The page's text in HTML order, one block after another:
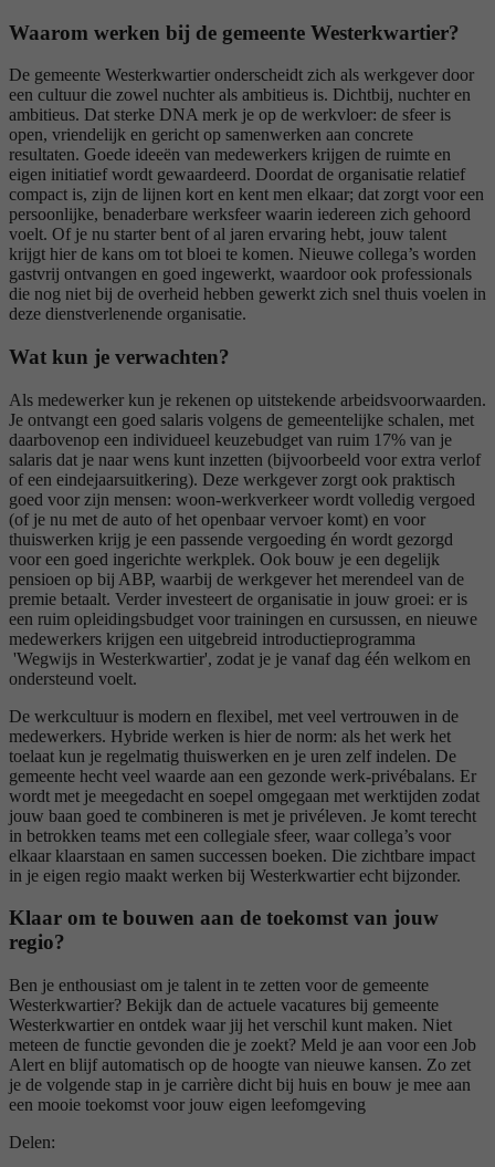
Waarom werken bij de gemeente Westerkwartier?
De gemeente Westerkwartier onderscheidt zich als werkgever door
een cultuur die zowel nuchter als ambitieus is. Dichtbij, nuchter en
ambitieus. Dat sterke DNA merk je op de werkvloer: de sfeer is
open, vriendelijk en gericht op samenwerken aan concrete
resultaten. Goede ideeën van medewerkers krijgen de ruimte en
eigen initiatief wordt gewaardeerd. Doordat de organisatie relatief
compact is, zijn de lijnen kort en kent men elkaar; dat zorgt voor een
persoonlijke, benaderbare werksfeer waarin iedereen zich gehoord
voelt. Of je nu starter bent of al jaren ervaring hebt, jouw talent
krijgt hier de kans om tot bloei te komen. Nieuwe collega’s worden
gastvrij ontvangen en goed ingewerkt, waardoor ook professionals
die nog niet bij de overheid hebben gewerkt zich snel thuis voelen in
deze dienstverlenende organisatie.
Wat kun je verwachten?
Als medewerker kun je rekenen op uitstekende arbeidsvoorwaarden.
Je ontvangt een goed salaris volgens de gemeentelijke schalen, met
daarbovenop een individueel keuzebudget van ruim 17% van je
salaris dat je naar wens kunt inzetten (bijvoorbeeld voor extra verlof
of een eindejaarsuitkering). Deze werkgever zorgt ook praktisch
goed voor zijn mensen: woon-werkverkeer wordt volledig vergoed
(of je nu met de auto of het openbaar vervoer komt) en voor
thuiswerken krijg je een passende vergoeding én wordt gezorgd
voor een goed ingerichte werkplek. Ook bouw je een degelijk
pensioen op bij ABP, waarbij de werkgever het merendeel van de
premie betaalt. Verder investeert de organisatie in jouw groei: er is
een ruim opleidingsbudget voor trainingen en cursussen, en nieuwe
medewerkers krijgen een uitgebreid introductieprogramma
'Wegwijs in Westerkwartier', zodat je je vanaf dag één welkom en
ondersteund voelt.
De werkcultuur is modern en flexibel, met veel vertrouwen in de
medewerkers. Hybride werken is hier de norm: als het werk het
toelaat kun je regelmatig thuiswerken en je uren zelf indelen. De
gemeente hecht veel waarde aan een gezonde werk-privébalans. Er
wordt met je meegedacht en soepel omgegaan met werktijden zodat
jouw baan goed te combineren is met je privéleven. Je komt terecht
in betrokken teams met een collegiale sfeer, waar collega’s voor
elkaar klaarstaan en samen successen boeken. Die zichtbare impact
in je eigen regio maakt werken bij Westerkwartier echt bijzonder.
Klaar om te bouwen aan de toekomst van jouw
regio?
Ben je enthousiast om je talent in te zetten voor de gemeente
Westerkwartier? Bekijk dan de actuele vacatures bij gemeente
Westerkwartier en ontdek waar jij het verschil kunt maken. Niet
meteen de functie gevonden die je zoekt? Meld je aan voor een Job
Alert en blijf automatisch op de hoogte van nieuwe kansen. Zo zet
je de volgende stap in je carrière dicht bij huis en bouw je mee aan
een mooie toekomst voor jouw eigen leefomgeving
Delen: